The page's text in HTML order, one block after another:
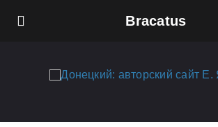
Bracatus